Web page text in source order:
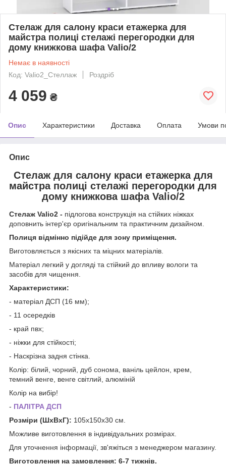
Стелаж для салону краси етажерка для
майстра полиці стелажі перегородки для
дому книжкова шафа Valio/2
Немає в наявності
Код: Valio2_Стеллаж
Роздріб
4 059 ₴
Опис Характеристики Доставка Оплата Умови
Опис
Стелаж для салону краси етажерка для
майстра полиці стелажі перегородки для
дому книжкова шафа Valio/2
Стелаж Valio2 - підлогова конструкція на стійких ніжках
доповнить інтер'єр оригінальним та практичним дизайном.
Полиця відмінно підійде для зону приміщення.
Виготовляється з якісних та міцних матеріалів.
Матеріал легкий у догляді та стійкий до впливу вологи та
засобів для чищення.
Характеристики:
- матеріал ДСП (16 мм);
- 11 осередків
- край пвх;
- ніжки для стійкості;
- Наскрізна задня стінка.
Колір: білий, чорний, дуб сонома, ваніль цейлон, крем,
темний венге, венге світлий, алюміній
Колір на вибір!
- ПАЛІТРА ДСП
Розміри (ШхВхГ): 105х150х30 см.
Можливе виготовлення в індивідуальних розмірах.
Для уточнення інформації, зв'яжіться з менеджером магазину.
Виготовлення на замовлення: 6-7 тижнів.